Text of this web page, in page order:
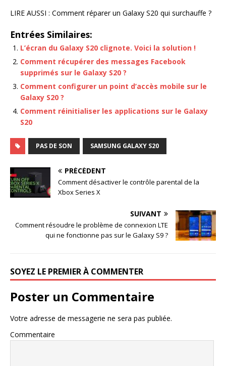
LIRE AUSSI : Comment réparer un Galaxy S20 qui surchauffe ?
Entrées Similaires:
L’écran du Galaxy S20 clignote. Voici la solution !
Comment récupérer des messages Facebook
supprimés sur le Galaxy S20 ?
Comment configurer un point d’accès mobile sur le
Galaxy S20 ?
Comment réinitialiser les applications sur le Galaxy
S20
PAS DE SON SAMSUNG GALAXY S20
PRÉCÉDENT
Comment désactiver le contrôle parental de la
Xbox Series X
SUIVANT
Comment résoudre le problème de connexion LTE
qui ne fonctionne pas sur le Galaxy S9 ?
SOYEZ LE PREMIER À COMMENTER
Poster un Commentaire
Votre adresse de messagerie ne sera pas publiée.
Commentaire